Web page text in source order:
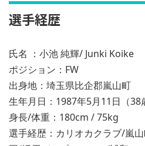
選手経歴
氏名 ：小池 純輝/ Junki Koike
ポジション：FW
出身地：埼玉県比企郡嵐山町
生年月日：1987年5月11日（38
身長/体重：180cm / 75kg
選手経歴：カリオカクラブ/嵐